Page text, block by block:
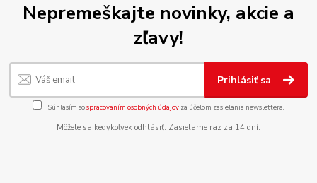
Nepremeškajte novinky, akcie a
zľavy!
Prihlásiť sa
Súhlasím sospracovaním osobných údajov za účelom zasielania newslettera.
Môžete sa kedykoľvek odhlásiť. Zasielame raz za 14 dní.